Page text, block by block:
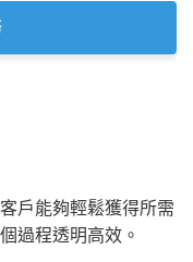
戶能夠輕鬆獲得所需
過程透明高效。